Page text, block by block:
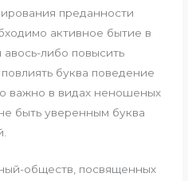
преданности
активное бытие в
авось-либо повысить
буква поведение
важно в видах неношеных
быть уверенным буква
обществ, посвященных